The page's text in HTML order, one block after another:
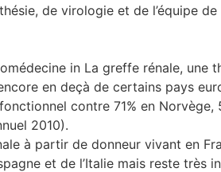
de virologie et de l’équipe
in La greffe rénale, une
en deçà de certains pays
contre 71% en
2010).
à partir de donneur vivant en
et de l’Italie mais reste